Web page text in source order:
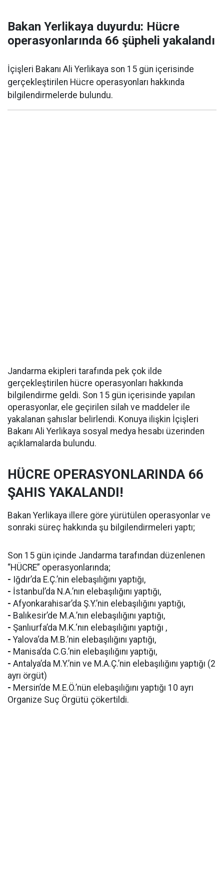
Bakan Yerlikaya duyurdu: Hücre
operasyonlarında 66 şüpheli yakalandı
İçişleri Bakanı Ali Yerlikaya son 15 gün içerisinde
gerçekleştirilen Hücre operasyonları hakkında
bilgilendirmelerde bulundu.
Jandarma ekipleri tarafında pek çok ilde
gerçekleştirilen hücre operasyonları hakkında
bilgilendirme geldi. Son 15 gün içerisinde yapılan
operasyonlar, ele geçirilen silah ve maddeler ile
yakalanan şahıslar belirlendi. Konuya ilişkin İçişleri
Bakanı Ali Yerlikaya sosyal medya hesabı üzerinden
açıklamalarda bulundu.
HÜCRE OPERASYONLARINDA 66
ŞAHIS YAKALANDI!
Bakan Yerlikaya illere göre yürütülen operasyonlar ve
sonraki süreç hakkında şu bilgilendirmeleri yaptı;
Son 15 gün içinde Jandarma tarafından düzenlenen
“HÜCRE” operasyonlarında;
- Iğdır’da E.Ç.’nin elebaşılığını yaptığı,
- İstanbul’da N.A.’nın elebaşılığını yaptığı,
- Afyonkarahisar’da Ş.Y.’nin elebaşılığını yaptığı,
- Balıkesir’de M.A.’nın elebaşılığını yaptığı,
- Şanlıurfa’da M.K.‘nın elebaşılığını yaptığı ,
- Yalova‘da M.B.’nin elebaşılığını yaptığı,
- Manisa’da C.G.’nin elebaşılığını yaptığı,
- Antalya’da M.Y.’nin ve M.A.Ç.’nin elebaşılığını yaptığı (2
ayrı örgüt)
- Mersin’de M.E.Ö.’nün elebaşılığını yaptığı 10 ayrı
Organize Suç Örgütü çökertildi.